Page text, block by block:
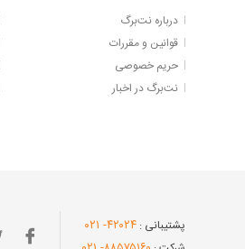
درباره نت‌برگ
قوانین و مقررات
حریم خصوصی
نت‌برگ در اخبار
پشتیبانی : ۴۲۰۲۴- ۰۲۱